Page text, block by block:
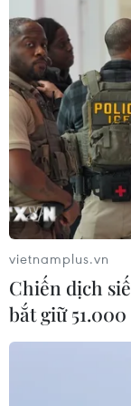
Bản Lồng - nơi
nhịp cùng du
cổng trời Pha
07/08/2026 08:31
Khám phá Hòn
không thể bỏ
Đông
07/08/2026 07:46
Hàn Quốc đầu
vietnamplus.vn
Chiến dịch
bắt giữ